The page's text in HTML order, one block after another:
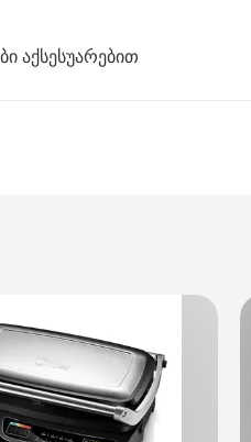
აქსესუარებით